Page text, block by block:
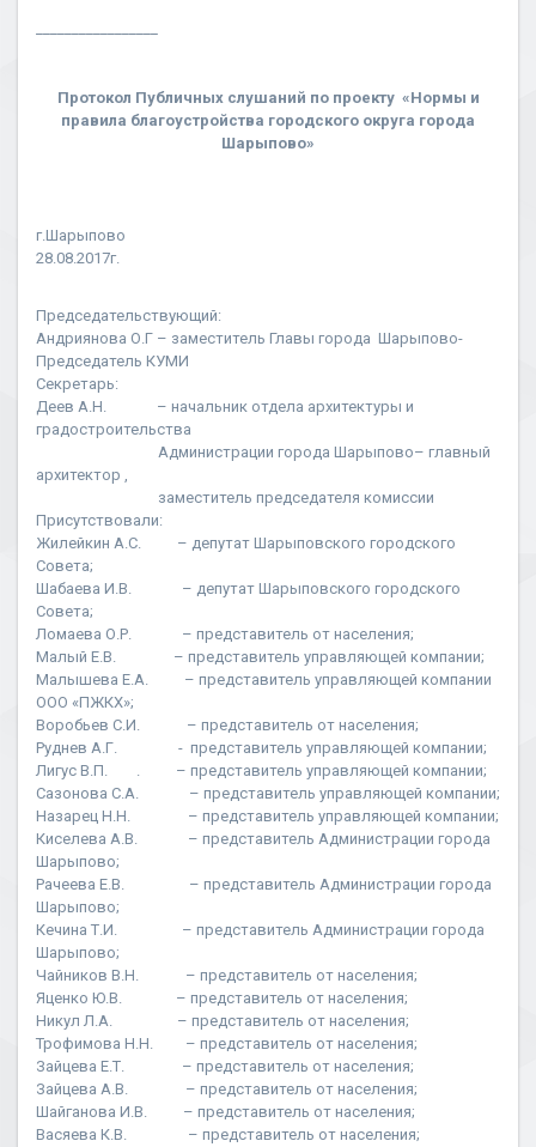
Протокол Публичных слушаний по проекту «Нормы и
правила благоустройства городского округа города
Шарыпово»
г.Шарыпово
28.08.2017г.
Председательствующий:
Андриянова О.Г – заместитель Главы города Шарыпово-
Председатель КУМИ
Секретарь:
Деев А.Н. – начальник отдела архитектуры и
градостроительства
Администрации города Шарыпово– главный
архитектор ,
заместитель председателя комиссии
Присутствовали:
Жилейкин А.С. – депутат Шарыповского городского
Совета;
Шабаева И.В. – депутат Шарыповского городского
Совета;
Ломаева О.Р. – представитель от населения;
Малый Е.В. – представитель управляющей компании;
Малышева Е.А. – представитель управляющей компании
ООО «ПЖКХ»;
Воробьев С.И. – представитель от населения;
Руднев А.Г. - представитель управляющей компании;
Лигус В.П. . – представитель управляющей компании;
Сазонова С.А. – представитель управляющей компании;
Назарец Н.Н. – представитель управляющей компании;
Киселева А.В. – представитель Администрации города
Шарыпово;
Рачеева Е.В. – представитель Администрации города
Шарыпово;
Кечина Т.И. – представитель Администрации города
Шарыпово;
Чайников В.Н. – представитель от населения;
Яценко Ю.В. – представитель от населения;
Никул Л.А. – представитель от населения;
Трофимова Н.Н. – представитель от населения;
Зайцева Е.Т. – представитель от населения;
Зайцева А.В. – представитель от населения;
Шайганова И.В. – представитель от населения;
Васяева К.В. – представитель от населения;